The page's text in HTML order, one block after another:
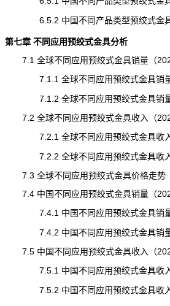
6.5.2 中国不同产品类型预绞式金具
第七章 不同应用预绞式金具分析
7.1 全球不同应用预绞式金具销量（
7.1.1 全球不同应用预绞式金具销量
7.1.2 全球不同应用预绞式金具销量
7.2 全球不同应用预绞式金具收入（
7.2.1 全球不同应用预绞式金具收入
7.2.2 全球不同应用预绞式金具收入
7.3 全球不同应用预绞式金具价格走势
7.4 中国不同应用预绞式金具销量（
7.4.1 中国不同应用预绞式金具销量
7.4.2 中国不同应用预绞式金具销
7.5 中国不同应用预绞式金具收入（
7.5.1 中国不同应用预绞式金具收入
7.5.2 中国不同应用预绞式金具收入